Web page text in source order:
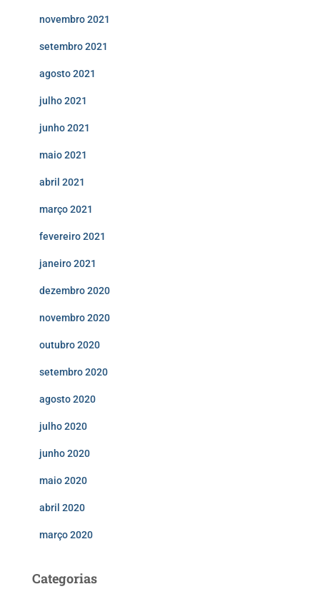
novembro 2021
setembro 2021
agosto 2021
julho 2021
junho 2021
maio 2021
abril 2021
março 2021
fevereiro 2021
janeiro 2021
dezembro 2020
novembro 2020
outubro 2020
setembro 2020
agosto 2020
julho 2020
junho 2020
maio 2020
abril 2020
março 2020
Categorias